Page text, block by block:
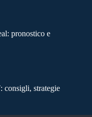
pronostico e
consigli, strategie